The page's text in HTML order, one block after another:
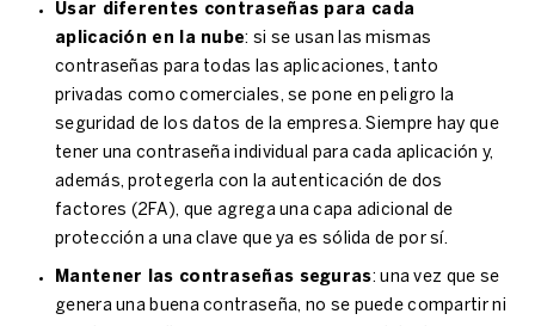
Usar diferentes contraseñas para cada
aplicación en la nube: si se usan las mismas
contraseñas para todas las aplicaciones, tanto
privadas como comerciales, se pone en peligro la
seguridad de los datos de la empresa. Siempre hay que
tener una contraseña individual para cada aplicación y,
además, protegerla con la autenticación de dos
factores (2FA), que agrega una capa adicional de
protección a una clave que ya es sólida de por sí.
Mantener las contraseñas seguras: una vez que se
genera una buena contraseña, no se puede compartir ni